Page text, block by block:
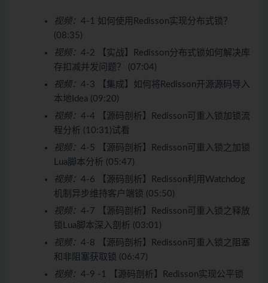
视频： 4-1 如何使用Redisson实现分布式锁？
(08:35)
视频： 4-2 【实战】Redisson分布式锁如何解决库
存扣减并发问题？ (07:04)
视频： 4-3 【集成】如何将Redisson开源源码导入
本地Idea (09:20)
视频： 4-4 【源码剖析】Redisson可重入锁加锁流
程分析 (10:31)试看
视频： 4-5 【源码剖析】Redisson可重入锁之加锁
Lua脚本分析 (05:47)
视频： 4-6 【源码剖析】Redisson利用Watchdog
机制异步维持客户端锁 (05:50)
视频： 4-7 【源码剖析】Redisson可重入锁之释放
锁Lua脚本深入剖析 (03:01)
视频： 4-8 【源码剖析】Redisson可重入锁之阻塞
和非阻塞获取锁 (06:47)
视频： 4-9 -1 【源码剖析】Redisson实现公平锁